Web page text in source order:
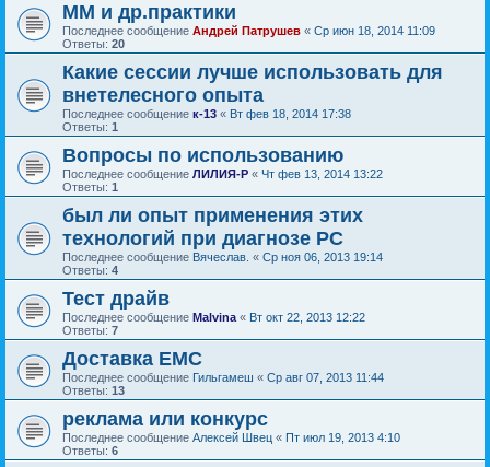
ММ и др.практики
Последнее сообщение Андрей Патрушев « Ср июн 18, 2014 11:09
Ответы: 20
Какие сессии лучше использовать для
внетелесного опыта
Последнее сообщение к-13 « Вт фев 18, 2014 17:38
Ответы: 1
Вопросы по использованию
Последнее сообщение ЛИЛИЯ-Р « Чт фев 13, 2014 13:22
Ответы: 1
был ли опыт применения этих
технологий при диагнозе РС
Последнее сообщение Вячеслав. « Ср ноя 06, 2013 19:14
Ответы: 4
Тест драйв
Последнее сообщение Malvina « Вт окт 22, 2013 12:22
Ответы: 7
Доставка ЕМС
Последнее сообщение Гильгамеш « Ср авг 07, 2013 11:44
Ответы: 13
реклама или конкурс
Последнее сообщение Алексей Швец « Пт июл 19, 2013 4:10
Ответы: 6